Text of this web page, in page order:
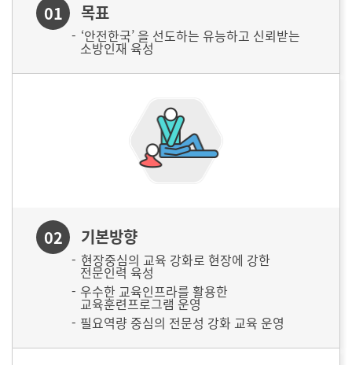
01 목표
‘안전한국’ 을 선도하는 유능하고 신뢰받는
소방인재 육성
02 기본방향
현장중심의 교육 강화로 현장에 강한
전문인력 육성
우수한 교육인프라를 활용한
교육훈련프로그램 운영
필요역량 중심의 전문성 강화 교육 운영